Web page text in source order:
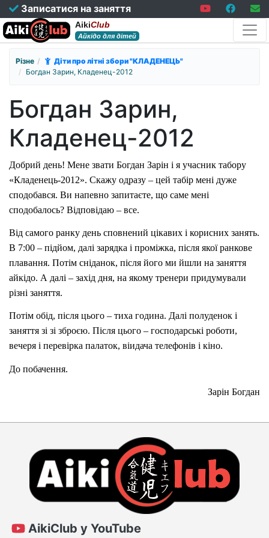
Записатися на заняття
AikiClub
Айкідо для дітей
Різне
Діти про літні збори "КЛАДЕНЕЦЬ"
Богдан Зарин, Кладенец-2012
Богдан Зарин,
Кладенец-2012
Добрий день! Мене звати Богдан Зарін і я учасник табору
«Кладенець-2012». Скажу одразу – цей табір мені дуже
сподобався. Ви напевно запитаєте, що саме мені
сподобалось? Відповідаю – все.
Від самого ранку день сповнений цікавих і корисних занять.
В 7:00 – підйом, далі зарядка і проміжка, після якої ранкове
плавання. Потім сніданок, після його ми йшли на заняття
айкідо. А далі – захід дня, на якому тренери придумували
різні заняття.
Потім обід, після цього – тиха година. Далі полуденок і
заняття зі зі зброєю. Після цього – господарські роботи,
вечеря і перевірка палаток, віидача телефонів і кіно.
До побачення.
Зарін Богдан
AikiClub у YouTube